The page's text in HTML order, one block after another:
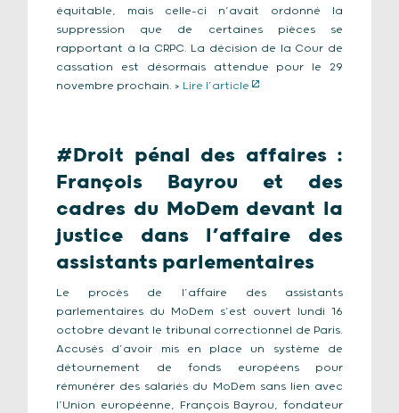
équitable, mais celle-ci n’avait ordonné la
suppression que de certaines pièces se
rapportant à la CRPC. La décision de la Cour de
cassation est désormais attendue pour le 29
novembre prochain. > Lire l’article
#Droit pénal des affaires :
François Bayrou et des
cadres du MoDem devant la
justice dans l’affaire des
assistants parlementaires
Le procès de l’affaire des assistants
parlementaires du MoDem s’est ouvert lundi 16
octobre devant le tribunal correctionnel de Paris.
Accusés d’avoir mis en place un système de
détournement de fonds européens pour
rémunérer des salariés du MoDem sans lien avec
l’Union européenne, François Bayrou, fondateur